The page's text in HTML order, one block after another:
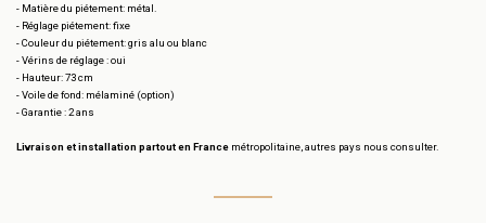
- Matière du piétement: métal.
- Réglage piétement: fixe
- Couleur du piétement: gris alu ou blanc
- Vérins de réglage : oui
- Hauteur: 73 cm
- Voile de fond: mélaminé (option)
- Garantie : 2 ans
Livraison et installation partout en France métropolitaine, autres pays nous consulter.